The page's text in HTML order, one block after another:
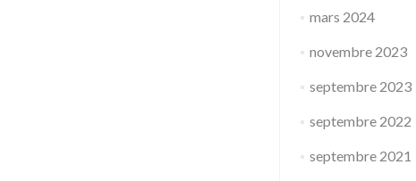
mars 2024
novembre 2023
septembre 2023
septembre 2022
septembre 2021